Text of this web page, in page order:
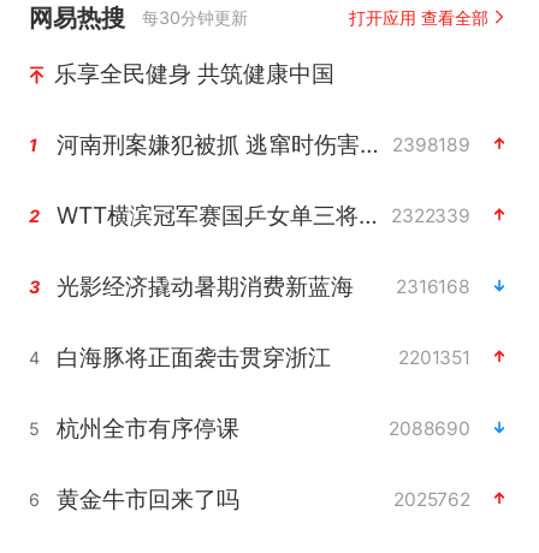
网易热搜 每30分钟更新 打开应用 查看全部
乐享全民健身 共筑健康中国
1 河南刑案嫌犯被抓 逃窜时伤害多人 2398189
2 WTT横滨冠军赛国乒女单三将晋级四强 2322339
3 光影经济撬动暑期消费新蓝海 2316168
4 白海豚将正面袭击贯穿浙江 2201351
5 杭州全市有序停课 2088690
6 黄金牛市回来了吗 2025762